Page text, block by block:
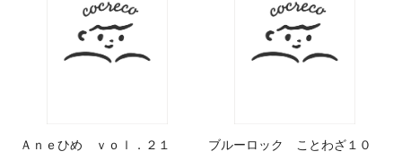
Ａｎｅひめ ｖｏｌ．２１
ブルーロック ことわざ１０